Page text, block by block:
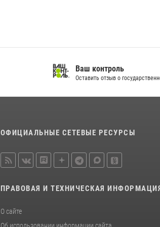
В Тверской области Росгвардейцы
комплексные проверки детских
08 июля 2026, 12:16 1
Ваш контроль
Оставить отзыв о
ОФИЦИАЛЬНЫЕ СЕТЕВЫЕ РЕСУРСЫ
ПРАВОВАЯ И ТЕХНИЧЕСКАЯ
О сайте